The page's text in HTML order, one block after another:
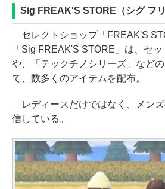
Sig FREAK'S STORE（シグ フリ
セレクトショップ「FREAK'S
「Sig FREAK'S STORE」は、セ
や、「テックチノシリーズ」など
て、数多くのアイテムを配布。
レディースだけではなく、メン
信している。